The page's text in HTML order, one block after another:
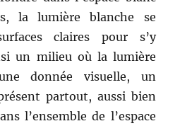
la lumière blanche se
claires pour s’y
un milieu où la lumière
donnée visuelle, un
partout, aussi bien
l’ensemble de l’espace